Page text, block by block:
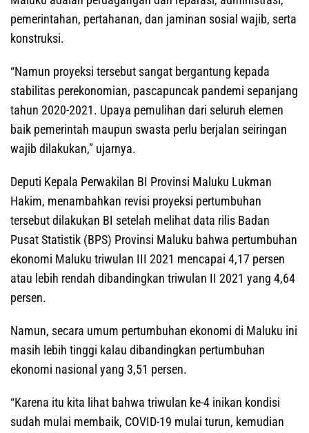
pemerintahan, pertahanan, dan jaminan sosial wajib, serta
konstruksi.
“Namun proyeksi tersebut sangat bergantung kepada
stabilitas perekonomian, pascapuncak pandemi sepanjang
tahun 2020-2021. Upaya pemulihan dari seluruh elemen
baik pemerintah maupun swasta perlu berjalan seiringan
wajib dilakukan,” ujarnya.
Deputi Kepala Perwakilan BI Provinsi Maluku Lukman
Hakim, menambahkan revisi proyeksi pertumbuhan
tersebut dilakukan BI setelah melihat data rilis Badan
Pusat Statistik (BPS) Provinsi Maluku bahwa pertumbuhan
ekonomi Maluku triwulan III 2021 mencapai 4,17 persen
atau lebih rendah dibandingkan triwulan II 2021 yang 4,64
persen.
Namun, secara umum pertumbuhan ekonomi di Maluku ini
masih lebih tinggi kalau dibandingkan pertumbuhan
ekonomi nasional yang 3,51 persen.
“Karena itu kita lihat bahwa triwulan ke-4 inikan kondisi
sudah mulai membaik, COVID-19 mulai turun, kemudian